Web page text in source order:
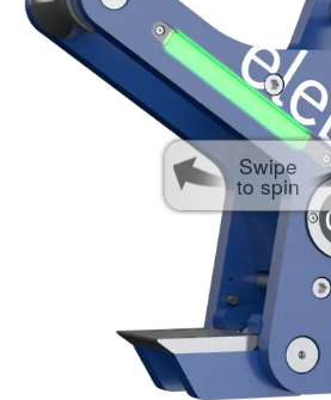
Swipe
to spin